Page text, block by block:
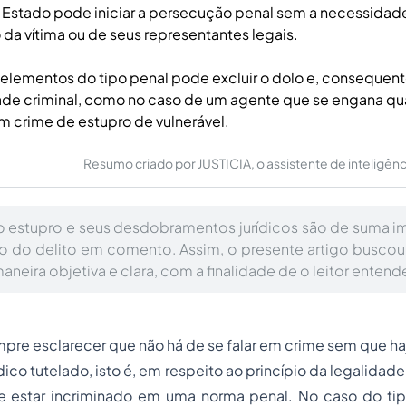
pode iniciar a persecução penal sem a
vítima ou de seus representantes legais.
do tipo penal pode excluir o dolo e,
criminal, como no caso de um agente que se engana
crime de estupro de vulnerável.
Resumo criado por JUSTICIA, o assistente de
estupro e seus desdobramentos jurídicos são de suma
do delito em comento. Assim, o presente artigo
objetiva e clara, com a finalidade de o leitor
esclarecer que não há de se falar em crime sem que
tutelado, isto é, em respeito ao princípio da
estar incriminado em uma norma penal. No caso do